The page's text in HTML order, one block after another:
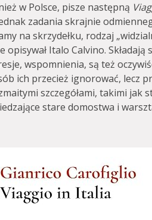
w Polsce, pisze następną
zadania skrajnie
na skrzydełku, rodzaj
opisywał Italo Calvino.
wspomnienia, są też
ich przecież ignorować, lecz
szczegółami, takimi jak
stare domostwa i